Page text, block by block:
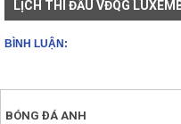
LỊCH THI ĐẤU VĐQG
BÌNH LUẬN:
BÓNG ĐÁ ANH